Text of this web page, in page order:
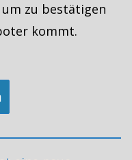
zu bestätigen
kommt.